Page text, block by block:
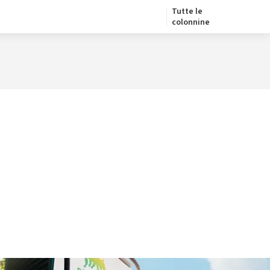
Tutte le
colonnine